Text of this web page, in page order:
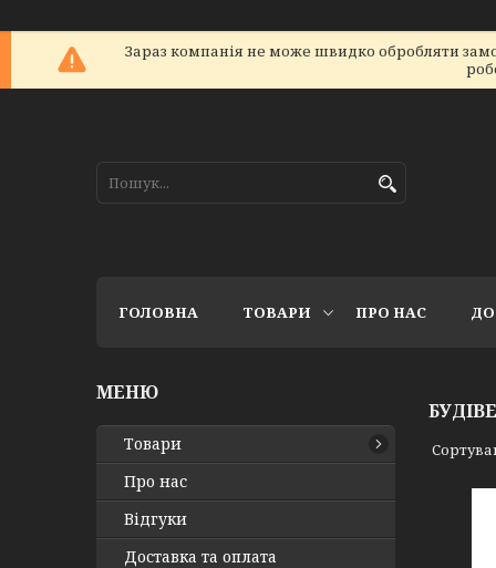
Зараз компанія не може швидко обробляти
ГОЛОВНА ТОВАРИ ПРО НАС
Товари
Про нас
Відгуки
Доставка та оплата